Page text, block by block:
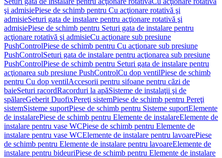
şi admisiePiese de schimb pentru Cu acţionare rotativă şi
admisieSeturi gata de instalare pentru acţionare rotativă şi
admisiePiese de schimb pentru Seturi gata de instalare pentru
acţionare rotativă şi admisieCu acţionare sub presiune
PushControlPiese de schimb pentru Cu acţionare sub presiune
PushControlSeturi gata de instalare pentru acţionarea sub presiune
PushControlPiese de schimb pentru Seturi gata de instalare pentru
acţionarea sub presiune PushControlCu dop ventilPiese de schimb
pentru Cu dop ventilAccesorii pentru sifoane pentru căzi de
baieSeturi racordRacorduri la apăSisteme de instalaţii şi de
spălareGeberit DuofixPereţi sistemPiese de schimb pentru Pereţi
sistemSisteme suportPiese de schimb pentru Sisteme suportElemente
de instalarePiese de schimb pentru Elemente de instalareElemente de
instalare pentru vase WCPiese de schimb pentru Elemente de
instalare pentru vase WCElemente de instalare pentru lavoarePiese
de schimb pentru Elemente de instalare pentru lavoareElemente de
instalare pentru bideuriPiese de schimb pentru Elemente de instalare